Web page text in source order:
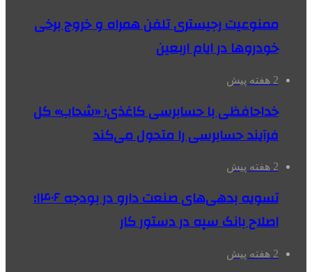
ممنوعیت رجیستری تلفن همراه و خروج برخی
خودروها در ایام اربعین
2 هفته پیش
خداحافظی با حسابرسی کاغذی؛ «شحاب» کل
فرآیند حسابرسی را متحول می‌کند
2 هفته پیش
تسویه بدهی‌های صنعت دارو در بودجه ۱۴۰۶؛
اصلاح بانک سپه در دستور کار
2 هفته پیش